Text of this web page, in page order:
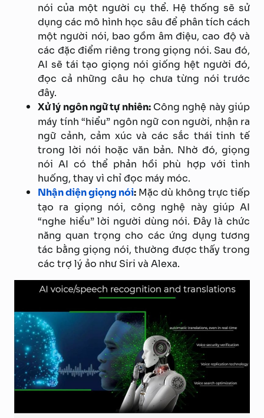
nói của một người cụ thể. Hệ thống sẽ sử
dụng các mô hình học sâu để phân tích cách
một người nói, bao gồm âm điệu, cao độ và
các đặc điểm riêng trong giọng nói. Sau đó,
AI sẽ tái tạo giọng nói giống hệt người đó,
đọc cả những câu họ chưa từng nói trước
đây.
Xử lý ngôn ngữ tự nhiên:Công nghệ này giúp
máy tính “hiểu” ngôn ngữ con người, nhận ra
ngữ cảnh, cảm xúc và các sắc thái tinh tế
trong lời nói hoặc văn bản. Nhờ đó, giọng
nói AI có thể phản hồi phù hợp với tình
huống, thay vì chỉ đọc máy móc.
Nhận diện giọng nói: Mặc dù không trực tiếp
tạo ra giọng nói, công nghệ này giúp AI
“nghe hiểu” lời người dùng nói. Đây là chức
năng quan trọng cho các ứng dụng tương
tác bằng giọng nói, thường được thấy trong
các trợ lý ảo như Siri và Alexa.